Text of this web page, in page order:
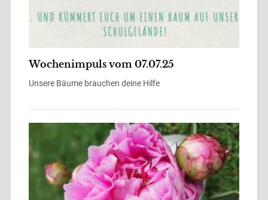
Wochenimpuls vom 07.07.25
Unsere Bäume brauchen deine Hilfe